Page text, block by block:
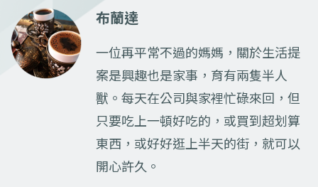
布蘭達
一位再平常不過的媽媽，關於生活提
案是興趣也是家事，育有兩隻半人
獸。每天在公司與家裡忙碌來回，但
只要吃上一頓好吃的，或買到超划算
東西，或好好逛上半天的街，就可以
開心許久。